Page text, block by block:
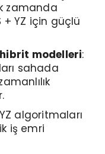
zamanda
+ YZ için güçlü
modelleri:
sahada
algoritmaları
iş emri